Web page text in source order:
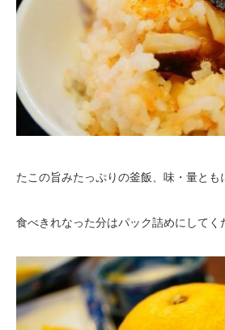
たこの旨みたっぷりの釜飯、味・量とも
食べきれなった分はパック詰めにしてく